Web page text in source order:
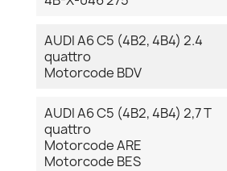
AUDI A6 C5 (4B2, 4B4) 2.4
quattro
Motorcode BDV
AUDI A6 C5 (4B2, 4B4) 2,7 T
quattro
Motorcode ARE
Motorcode BES